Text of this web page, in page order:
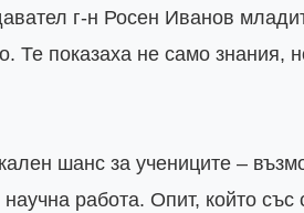
г-н Росен Иванов
Те показаха не само знания,
шанс за учениците –
работа. Опит, който